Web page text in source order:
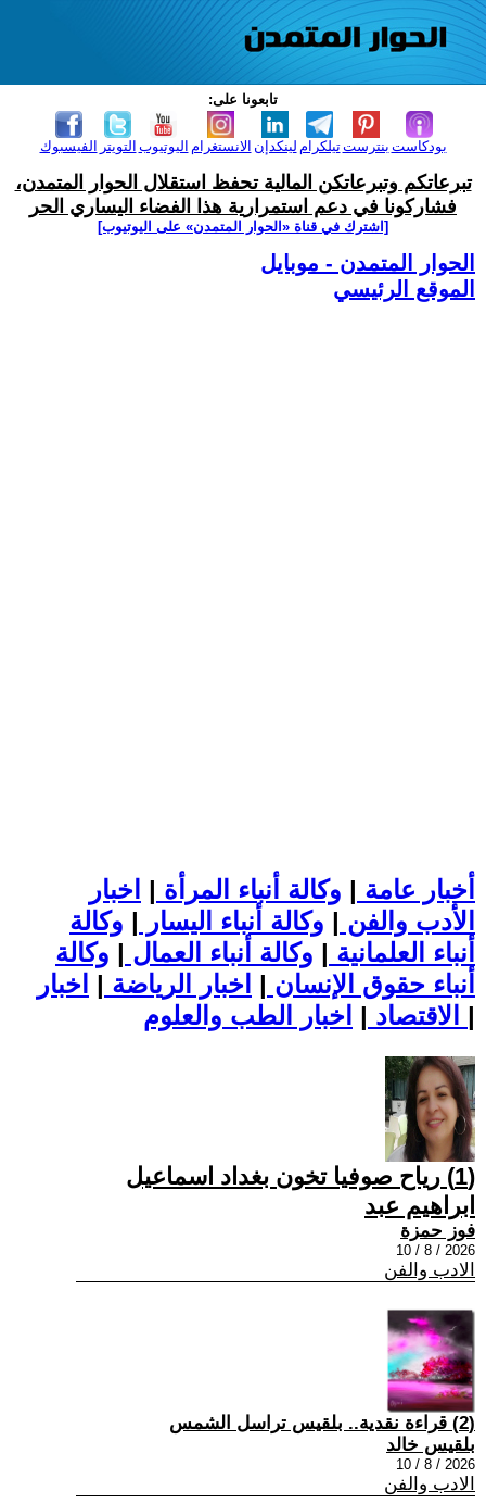
تابعونا على:
الفيسبوك التويتر اليوتيوب الانستغرام لينكدإن تيلكرامبنترست بودكاست
تبرعاتكم وتبرعاتكن المالية تحفظ استقلال الحوار المتمدن،
فشاركونا في دعم استمرارية هذا الفضاء اليساري الحر
[اشترك في قناة ‫«الحوار المتمدن» على اليوتيوب]
الحوار المتمدن - موبايل
الموقع الرئيسي
أخبار عامة | وكالة أنباء المرأة | اخبار
الأدب والفن | وكالة أنباء اليسار | وكالة
أنباء العلمانية | وكالة أنباء العمال | وكالة
أنباء حقوق الإنسان | اخبار الرياضة | اخبار
الاقتصاد | |
(1) رياح صوفيا تخون بغداد اسماعيل
ابراهيم عبد
فوز حمزة
2026 / 8 / 10
الادب والفن
(2) قراءة نقدية.. بلقيس تراسل الشمس
بلقيس خالد
2026 / 8 / 10
الادب والفن